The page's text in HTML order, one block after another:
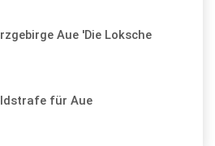
Aue 'Die Loksche
für Aue